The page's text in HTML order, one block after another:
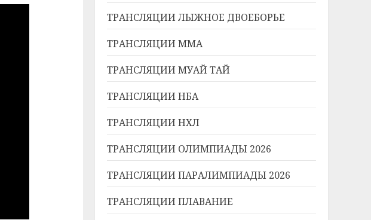
ТРАНСЛЯЦИИ ЛЫЖНОЕ ДВОЕБОРЬЕ
ТРАНСЛЯЦИИ ММА
ТРАНСЛЯЦИИ МУАЙ ТАЙ
ТРАНСЛЯЦИИ НБА
ТРАНСЛЯЦИИ НХЛ
ТРАНСЛЯЦИИ ОЛИМПИАДЫ 2026
ТРАНСЛЯЦИИ ПАРАЛИМПИАДЫ 2026
ТРАНСЛЯЦИИ ПЛАВАНИЕ